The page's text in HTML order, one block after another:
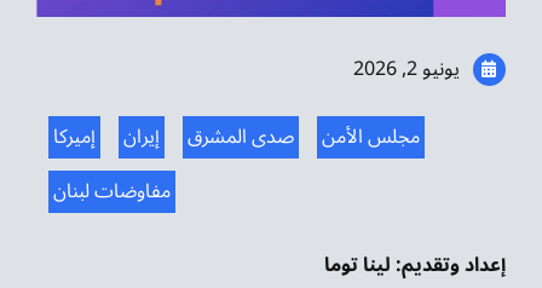
يونيو 2, 2026
إميركا
إيران صدى المشرق
مجلس الأمن
مفاوضات لبنان
إعداد وتقديم: لينا توما